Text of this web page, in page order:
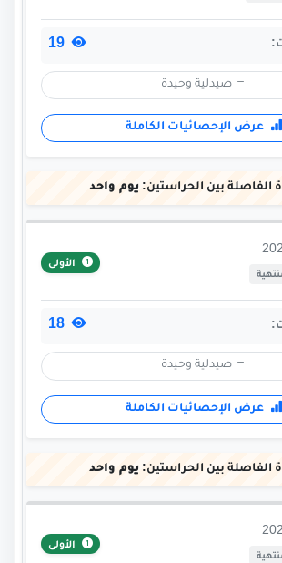
صيدلية وحيدة
عرض الإحصائيات الكاملة
الفاصلة بين الحراستين: يوم واحد
الأولى
صيدلية وحيدة
عرض الإحصائيات الكاملة
الفاصلة بين الحراستين: يوم واحد
الأولى